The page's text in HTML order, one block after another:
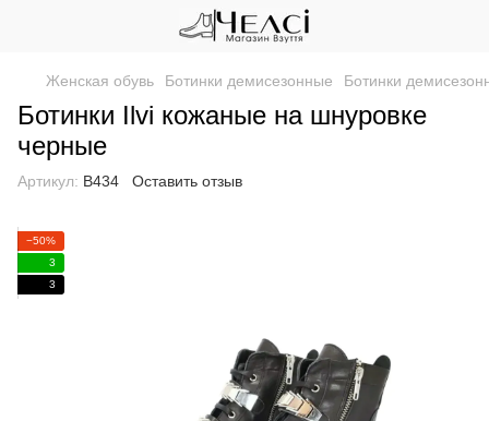
Женская обувь Ботинки демисезонные Ботинки
Ботинки Ilvi кожаные на шнуровке
черные
Артикул: В434 Оставить отзыв
−50%
3
3